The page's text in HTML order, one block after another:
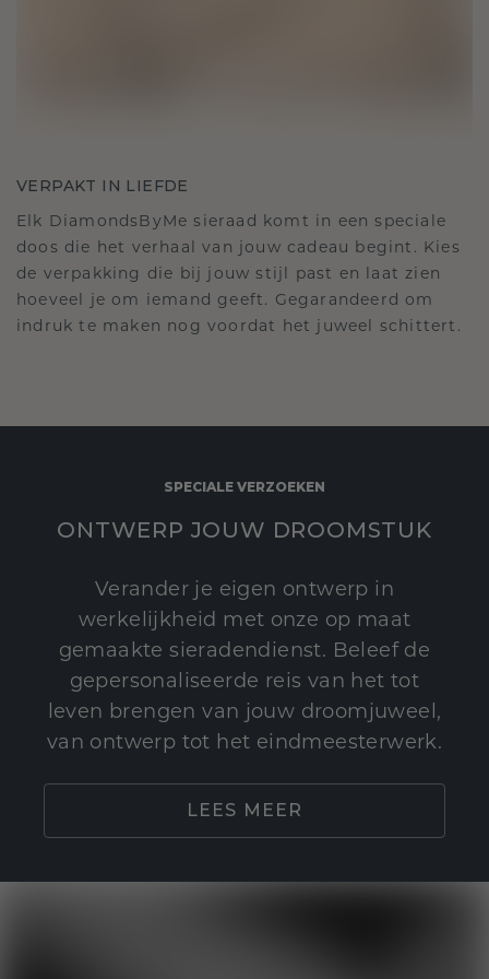
VERPAKT IN LIEFDE
Elk DiamondsByMe sieraad komt in een speciale
doos die het verhaal van jouw cadeau begint. Kies
de verpakking die bij jouw stijl past en laat zien
hoeveel je om iemand geeft. Gegarandeerd om
indruk te maken nog voordat het juweel schittert.
SPECIALE VERZOEKEN
ONTWERP JOUW DROOMSTUK
Verander je eigen ontwerp in
werkelijkheid met onze op maat
gemaakte sieradendienst. Beleef de
gepersonaliseerde reis van het tot
leven brengen van jouw droomjuweel,
van ontwerp tot het eindmeesterwerk.
LEES MEER